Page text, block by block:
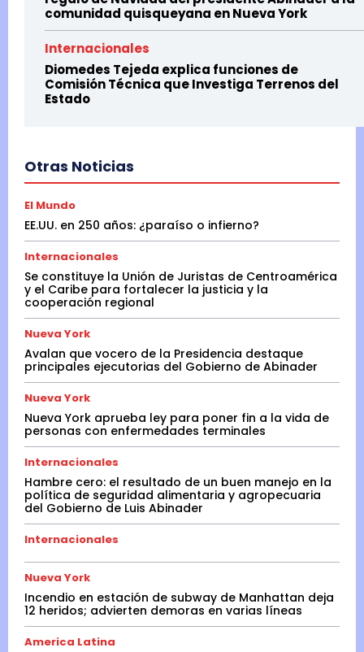
comunidad quisqueyana en Nueva York
Internacionales
Diomedes Tejeda explica funciones de
Comisión Técnica que Investiga Terrenos del
Estado
Otras Noticias
El Mundo
EE.UU. en 250 años: ¿paraíso o infierno?
Internacionales
Se constituye la Unión de Juristas de Centroamérica
y el Caribe para fortalecer la justicia y la
cooperación regional
Nueva York
Avalan que vocero de la Presidencia destaque
principales ejecutorias del Gobierno de Abinader
Nueva York
Nueva York aprueba ley para poner fin a la vida de
personas con enfermedades terminales
Internacionales
Hambre cero: el resultado de un buen manejo en la
política de seguridad alimentaria y agropecuaria
del Gobierno de Luis Abinader
Internacionales
Nueva York
Incendio en estación de subway de Manhattan deja
12 heridos; advierten demoras en varias líneas
America Latina